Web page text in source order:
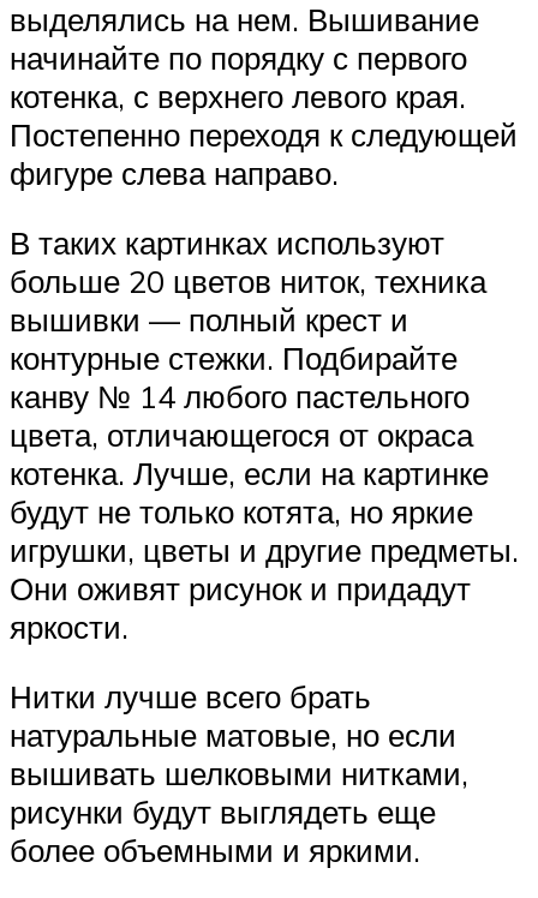
выделялись на нем. Вышивание
начинайте по порядку с первого
котенка, с верхнего левого края.
Постепенно переходя к следующей
фигуре слева направо.
В таких картинках используют
больше 20 цветов ниток, техника
вышивки — полный крест и
контурные стежки. Подбирайте
канву № 14 любого пастельного
цвета, отличающегося от окраса
котенка. Лучше, если на картинке
будут не только котята, но яркие
игрушки, цветы и другие предметы.
Они оживят рисунок и придадут
яркости.
Нитки лучше всего брать
натуральные матовые, но если
вышивать шелковыми нитками,
рисунки будут выглядеть еще
более объемными и яркими.